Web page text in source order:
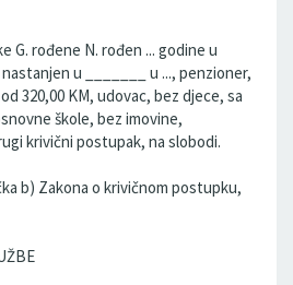
G. rođene N. rođen ... godine u
u _______ u ..., penzioner,
320,00 KM, udovac, bez djece, sa
škole, bez imovine,
krivični postupak, na slobodi.
b) Zakona o krivičnom postupku,